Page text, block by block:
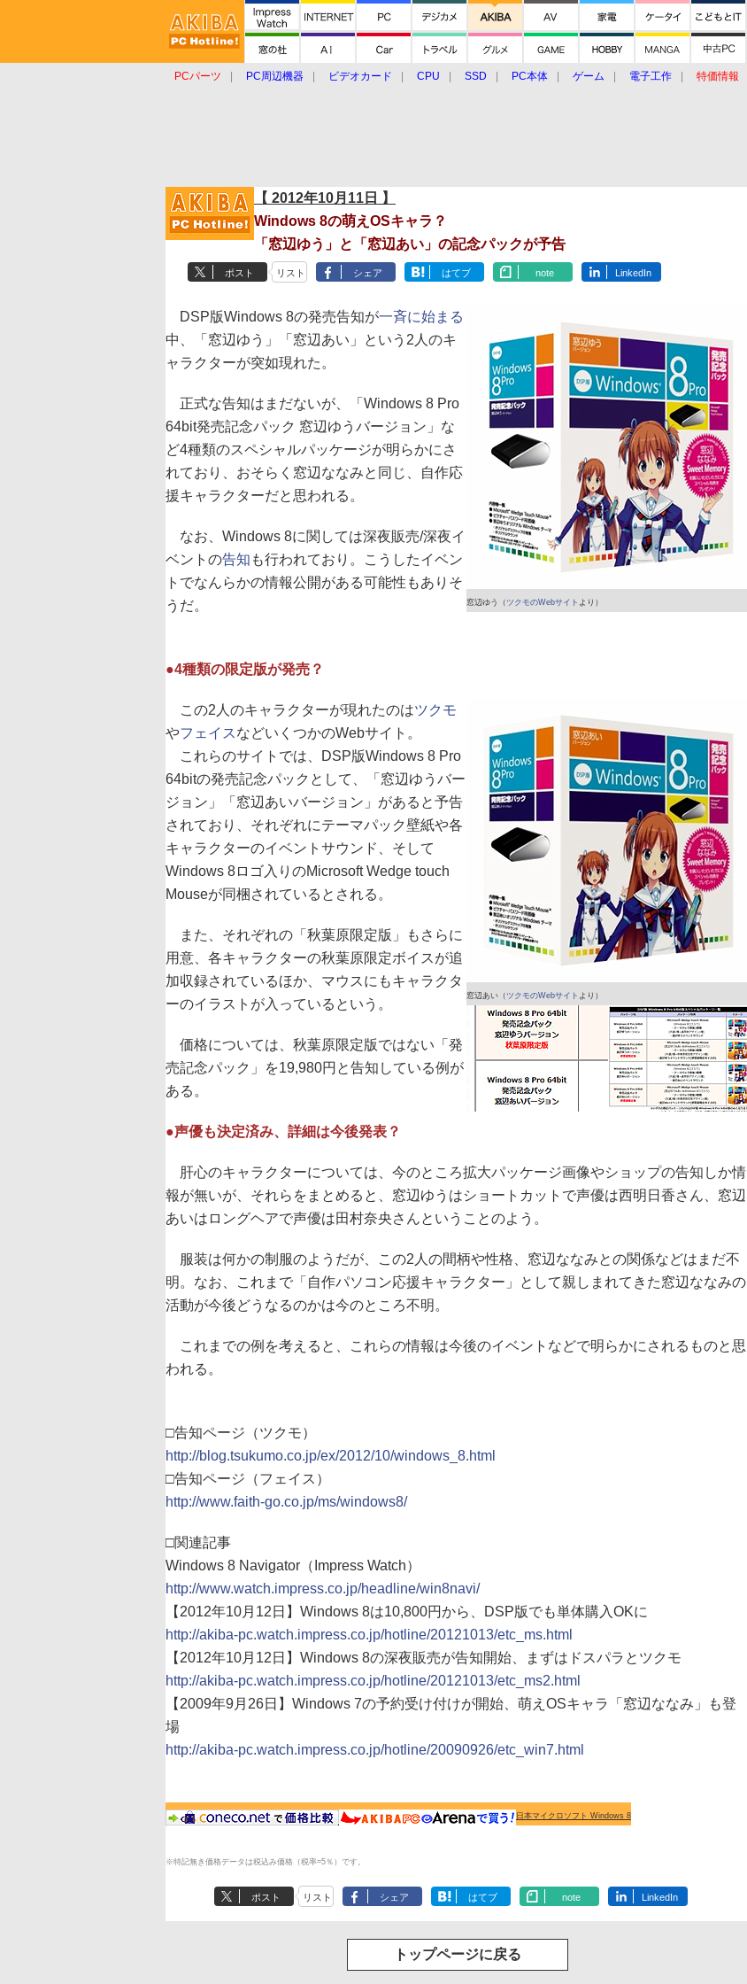
PCパーツ PC周辺機器 ビデオカード CPU SSD PC本体 ゲーム 電子工作 特価情報
【 2012年10月11日 】
Windows 8の萌えOSキャラ？
「窓辺ゆう」と「窓辺あい」の記念パックが予告
ポスト リスト シェア はてブ note LinkedIn
窓辺ゆう（ツクモのWebサイト より）
DSP版Windows 8の発売告知が一斉に始まる
中、「窓辺ゆう」「窓辺あい」という2人のキ
ャラクターが突如現れた。
正式な告知はまだないが、「Windows 8 Pro
64bit発売記念パック 窓辺ゆうバージョン」な
ど4種類のスペシャルパッケージが明らかにさ
れており、おそらく窓辺ななみと同じ、自作応
援キャラクターだと思われる。
なお、Windows 8に関しては深夜販売/深夜イ
ベントの告知 も行われており。こうしたイベン
トでなんらかの情報公開がある可能性もありそ
うだ。
●4種類の限定版が発売？
窓辺あい（ツクモのWebサイト より）
この2人のキャラクターが現れたのはツクモ
やフェイスなどいくつかのWebサイト。
これらのサイトでは、DSP版Windows 8 Pro
64bitの発売記念パックとして、「窓辺ゆうバー
ジョン」「窓辺あいバージョン」があると予告
されており、それぞれにテーマパック壁紙や各
キャラクターのイベントサウンド、そして
Windows 8ロゴ入りのMicrosoft Wedge touch
Mouseが同梱されているとされる。
また、それぞれの「秋葉原限定版」もさらに
用意、各キャラクターの秋葉原限定ボイスが追
加収録されているほか、マウスにもキャラクタ
ーのイラストが入っているという。
価格については、秋葉原限定版ではない「発
売記念パック」を19,980円と告知している例が
ある。
●声優も決定済み、詳細は今後発表？
肝心のキャラクターについては、今のところ拡大パッケージ画像やショップの告知しか情
報が無いが、それらをまとめると、窓辺ゆうはショートカットで声優は西明日香さん、窓辺
あいはロングヘアで声優は田村奈央さんということのよう。
服装は何かの制服のようだが、この2人の間柄や性格、窓辺ななみとの関係などはまだ不
明。なお、これまで「自作パソコン応援キャラクター」として親しまれてきた窓辺ななみの
活動が今後どうなるのかは今のところ不明。
これまでの例を考えると、これらの情報は今後のイベントなどで明らかにされるものと思
われる。
□告知ページ（ツクモ）
http://blog.tsukumo.co.jp/ex/2012/10/windows_8.html
□告知ページ（フェイス）
http://www.faith-go.co.jp/ms/windows8/
□関連記事
Windows 8 Navigator（Impress Watch）
http://www.watch.impress.co.jp/headline/win8navi/
【2012年10月12日】Windows 8は10,800円から、DSP版でも単体購入OKに
http://akiba-pc.watch.impress.co.jp/hotline/20121013/etc_ms.html
【2012年10月12日】Windows 8の深夜販売が告知開始、まずはドスパラとツクモ
http://akiba-pc.watch.impress.co.jp/hotline/20121013/etc_ms2.html
【2009年9月26日】Windows 7の予約受け付けが開始、萌えOSキャラ「窓辺ななみ」も登
場
http://akiba-pc.watch.impress.co.jp/hotline/20090926/etc_win7.html
日本マイクロソフト Windows 8
※特記無き価格データは税込み価格（税率=5％）です。
ポスト リスト シェア はてブ note LinkedIn
トップページに戻る